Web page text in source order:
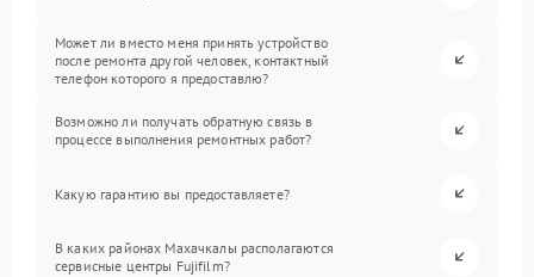
Может ли вместо меня принять устройство
после ремонта другой человек, контактный
телефон которого я предоставлю?
Возможно ли получать обратную связь в
процессе выполнения ремонтных работ?
Какую гарантию вы предоставляете?
В каких районах Махачкалы располагаются
сервисные центры Fujifilm?